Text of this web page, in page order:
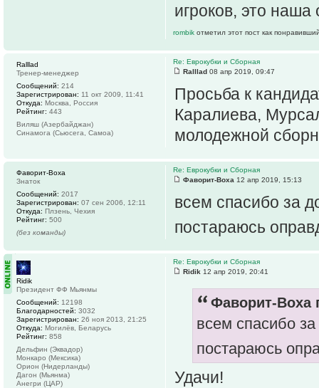
игроков, это
rombik отметил этот пост как
Re: Еврокубки и Сборная
Ralllad 08 апр 2019, 09:47
Просьба к
Каралиева,
молодежной
Ralllad
Тренер-менеджер
Сообщений: 214
Зарегистрирован: 11 окт 2009, 11:41
Откуда: Москва, Россия
Рейтинг: 443
Виляш (Азербайджан)
Синамога (Сьюсега, Самоа)
Re: Еврокубки и Сборная
Фаворит-Воха 12 апр 2019, 15:13
всем спасибо за
постараюсь
Фаворит-Воха
Знаток
Сообщений: 2017
Зарегистрирован: 07 сен 2006, 12:11
Откуда: Плзень, Чехия
Рейтинг: 500
(без команды)
Re: Еврокубки и Сборная
Ridik 12 апр 2019, 20:41
Фаворит-Воха
всем спасибо
постараюсь
Удачи!
Ridik
Президент ФФ Мьянмы
Сообщений: 12198
Благодарностей: 3032
Зарегистрирован: 26 ноя 2013, 21:25
Откуда: Могилёв, Беларусь
Рейтинг: 858
Дельфин (Эквадор)
Монкаро (Мексика)
Орион (Нидерланды)
Дагон (Мьянма)
Анегри (ЦАР)